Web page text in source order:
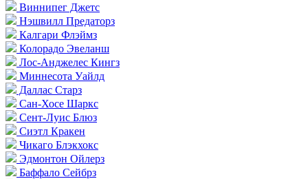
Виннипег Джетс
Нэшвилл Предаторз
Калгари Флэймз
Колорадо Эвеланш
Лос-Анджелес Кингз
Миннесота Уайлд
Даллас Старз
Сан-Хосе Шаркс
Сент-Луис Блюз
Сиэтл Кракен
Чикаго Блэкхокс
Эдмонтон Ойлерз
Баффало Сейбрз